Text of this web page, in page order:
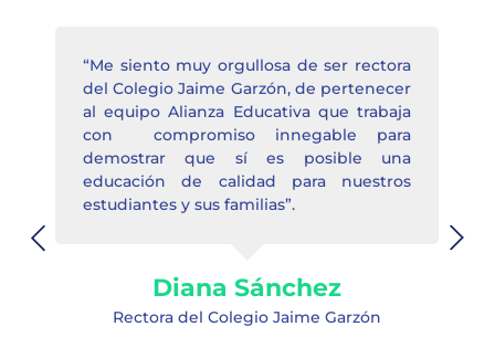
Diana Sánchez
Rectora del Colegio Jaime Garzón
“Me siento muy orgullosa de ser rectora
del Colegio Jaime Garzón, de pertenecer
al equipo Alianza Educativa que trabaja
con compromiso innegable para
demostrar que sí es posible una
educación de calidad para nuestros
estudiantes y sus familias”.